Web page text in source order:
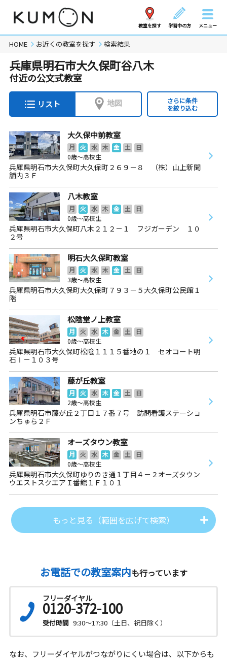
教室を探す 学習中の方 メニュー
HOME お近くの教室を探す 検索結果
兵庫県明石市大久保町谷八木
付近の公文式教室
リスト 地図
さらに条件
を絞り込む
大久保中前教室
月 火 水 木 金 土
日
0歳～高校生
兵庫県明石市大久保町大久保町２６９－８ （株）山上新聞
舗内３Ｆ
八木教室
月 火 水 木 金 土
日
0歳～高校生
兵庫県明石市大久保町八木２１２－１ フジガーデン １０
２号
明石大久保町教室
月 火 水 木 金 土
日
3歳～高校生
兵庫県明石市大久保町大久保町７９３－５大久保町公民館１
階
松陰堂ノ上教室
月 火 水 木 金 土
日
0歳～高校生
兵庫県明石市大久保町松陰１１１５番地の１ セオコート明
石Ⅰ－１０３号
藤が丘教室
月 火 水 木 金 土
日
2歳～高校生
兵庫県明石市藤が丘２丁目１７番７号 訪問看護ステーショ
ンちゅら２Ｆ
オーズタウン教室
月 火 水 木 金 土
日
0歳～高校生
兵庫県明石市大久保町ゆりのき通１丁目４－２オーズタウン
ウエストスクエアＩ番館１Ｆ１０１
もっと見る（範囲を広げて検索）
お電話での教室案内も行っています
フリーダイヤル
0120-372-100
受付時間 9:30～17:30（土日、祝日除く）
なお、フリーダイヤルがつながりにくい場合は、以下からも